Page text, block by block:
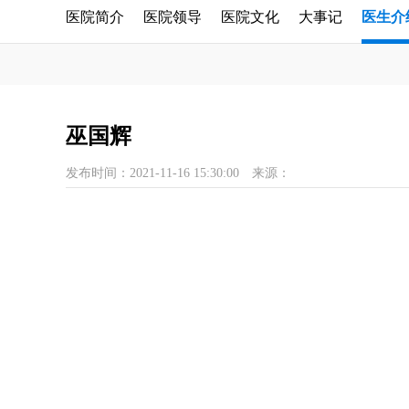
医院简介 医院领导 医院文化 大事记 医生介
巫国辉
发布时间：2021-11-16 15:30:00 来源：